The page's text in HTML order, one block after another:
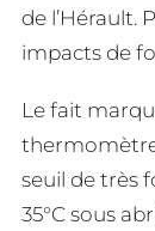
de l’Hérault.
impacts de
Le fait
seuil de très
35°C sous